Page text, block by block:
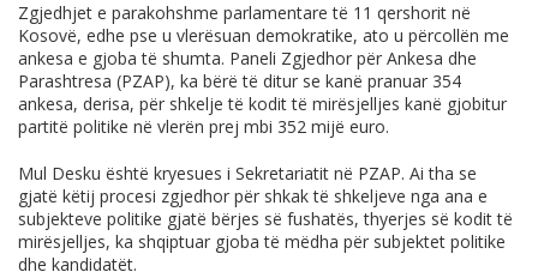
Zgjedhjet e parakohshme parlamentare të 11 qershorit në
Kosovë, edhe pse u vlerësuan demokratike, ato u përcollën me
ankesa e gjoba të shumta. Paneli Zgjedhor për Ankesa dhe
Parashtresa (PZAP), ka bërë të ditur se kanë pranuar 354
ankesa, derisa, për shkelje të kodit të mirësjelljes kanë gjobitur
partitë politike në vlerën prej mbi 352 mijë euro.
Mul Desku është kryesues i Sekretariatit në PZAP. Ai tha se
gjatë këtij procesi zgjedhor për shkak të shkeljeve nga ana e
subjekteve politike gjatë bërjes së fushatës, thyerjes së kodit të
mirësjelljes, ka shqiptuar gjoba të mëdha për subjektet politike
dhe kandidatët.